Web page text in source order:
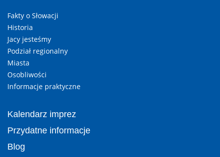
Fakty o Słowacji
Historia
Jacy jesteśmy
Podział regionalny
Miasta
Osobliwości
Informacje praktyczne
Kalendarz imprez
Przydatne informacje
Blog